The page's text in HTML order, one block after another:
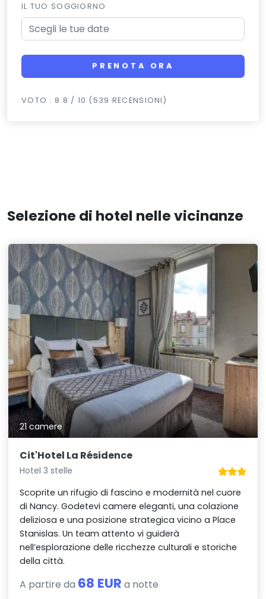
IL TUO SOGGIORNO
PRENOTA ORA
VOTO : 8.8 / 10 (539 RECENSIONI)
Selezione di hotel nelle vicinanze
21 camere
Cit'Hotel La Résidence
Hotel 3 stelle
Scoprite un rifugio di fascino e modernità nel cuore
di Nancy. Godetevi camere eleganti, una colazione
deliziosa e una posizione strategica vicino a Place
Stanislas. Un team attento vi guiderà
nell’esplorazione delle ricchezze culturali e storiche
della città.
A partire da 68 EUR a notte